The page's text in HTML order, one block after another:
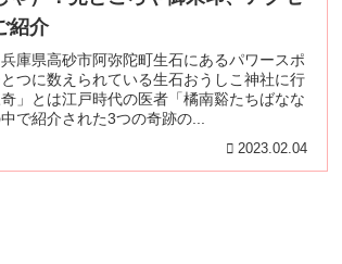
紹介
庫県高砂市阿弥陀町生石にあるパワースポ
つに数えられている生石おうしこ神社に行
」とは江戸時代の医者「橘南谿たちばなな
で紹介された3つの奇跡の...
2023.02.04